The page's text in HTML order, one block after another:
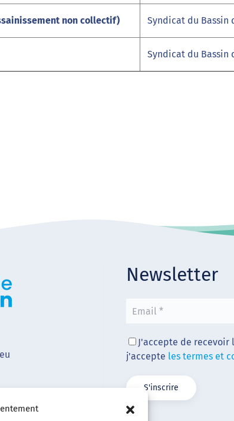
non collectif) Syndicat du Bassin
Syndicat du Bassin
Newsletter
J'accepte de recevoir
j'accepte les termes et